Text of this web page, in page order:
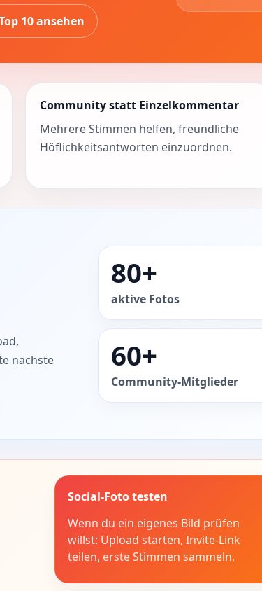
10 ansehen
Community statt Einzelkommentar
Mehrere Stimmen helfen, freundliche
Höflichkeitsantworten einzuordnen.
nächste
80+
aktive Fotos
60+
Community-Mitglieder
Social-Foto testen
Wenn du ein eigenes Bild prüfen
willst: Upload starten, Invite-Link
teilen, erste Stimmen sammeln.